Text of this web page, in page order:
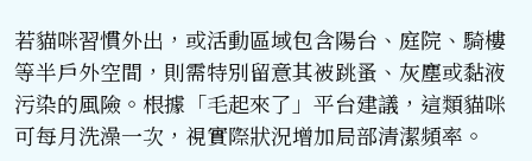
若貓咪習慣外出，或活動區域包含陽台、庭院、騎樓
等半戶外空間，則需特別留意其被跳蚤、灰塵或黏液
污染的風險。根據「毛起來了」平台建議，這類貓咪
可每月洗澡一次，視實際狀況增加局部清潔頻率。